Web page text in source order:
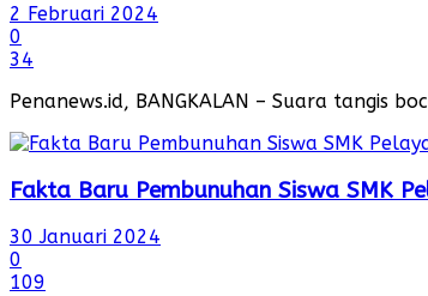
2 Februari 2024
0
34
Penanews.id, BANGKALAN – Suara tangis
Fakta Baru Pembunuhan Siswa SMK
30 Januari 2024
0
109